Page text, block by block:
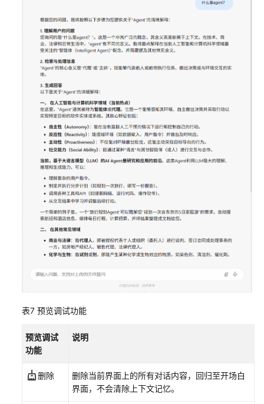
表7 预览调试功能
预览调试
功能
说明
删除
删除当前界面上的所有对话内容，回归至开场白
界面，不会清除上下文记忆。